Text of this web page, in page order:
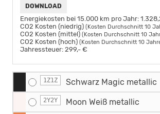
DOWNLOAD
Energiekosten bei 15.000 km pro Jahr:
CO2 Kosten (niedrig) (Kosten Durchschnitt 10
CO2 Kosten (mittel) (Kosten Durchschnitt 10
CO2 Kosten (hoch) (Kosten Durchschnitt 10
Jahressteuer: 299,- €
1Z1Z Schwarz Magic metallic
2Y2Y Moon Weiß metallic